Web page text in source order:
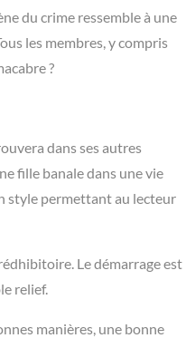
du crime ressemble à une
les membres, y compris
?
dans ses autres
fille banale dans une vie
style permettant au lecteur
Le démarrage est
relief.
manières, une bonne